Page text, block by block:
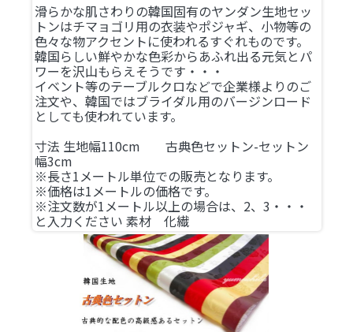
滑らかな肌さわりの韓国固有のヤンダン生地セッ
トンはチマョゴリ用の衣装やポジャギ、小物等の
色々な物アクセントに使われるすぐれものです。
韓国らしい鮮やかな色彩からあふれ出る元気とパ
ワーを沢山もらえそうです・・・
イベント等のテーブルクロなどで企業様よりのご
注文や、韓国ではブライダル用のバージンロード
としても使われています。
寸法 生地幅110cm 古典色セットン-セットン
幅3cm
※長さ1メートル単位での販売となります。
※価格は1メートルの価格です。
※注文数が1メートル以上の場合は、2、3・・・
と入力ください 素材 化繊